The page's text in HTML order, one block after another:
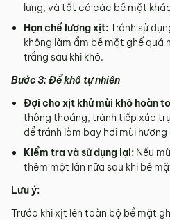
lưng, và tất cả các bề mặt
Hạn chế lượng xịt:Tránh sử
không làm ẩm bề mặt ghế quá
trắng sau khi khô.
Bước 3: Để khô tự nhiên
Đợi cho xịt khử mùi khô hoàn
thông thoáng, tránh tiếp xúc
để tránh làm bay hơi mùi hương
Kiểm tra và sử dụng lại: Nếu
thêm một lần nữa sau khi bề
Lưu ý:
Trước khi xịt lên toàn bộ bề mặt